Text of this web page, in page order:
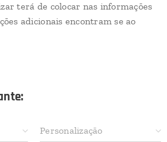
terá de colocar nas informações
adicionais encontram se ao
Personalização